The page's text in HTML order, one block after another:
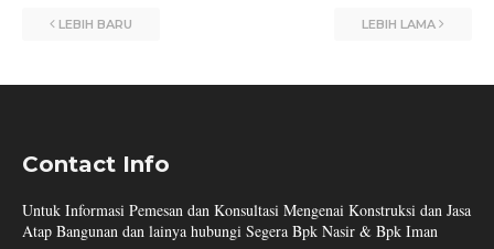
LEBIH BARU LEBIH LAMA
Contact Info
Untuk Informasi Pemesan dan Konsultasi Mengenai Konstruksi dan Jasa
Atap Bangunan dan lainya hubungi Segera Bpk Nasir & Bpk Iman